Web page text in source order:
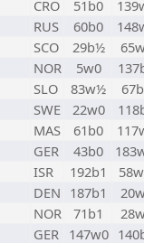
CRO 51b0
RUS 60b0
SCO 29b½
NOR 5w0
SLO 83w½
SWE 22w0
MAS 61b0
GER 43b0
ISR 192b1
DEN 187b1
NOR 71b1
GER 147w0